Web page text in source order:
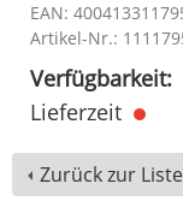
EAN:
Artikel-Nr.:
Verfügbarkeit:
Lieferzeit
Zurück zur Liste